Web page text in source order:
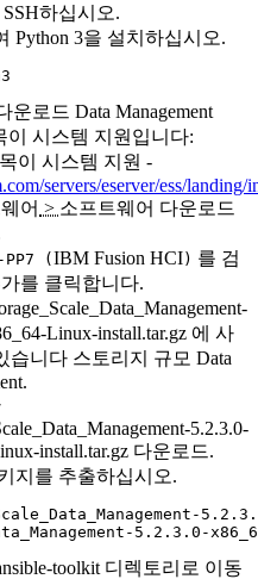
하십시오.
Python 3을 설치하십시오.
운로드 Data Management
이 시스템 지원입니다:
이 시스템 지원 -
servers/eserver/ess/landing/
어 > 소프트웨어 다운로드
PP7 (IBM Fusion HCI) 를 검
를 클릭합니다.
Linux-install.tar.gz 에 사
습니다 스토리지 규모 Data
.
5.2.3.0-
install.tar.gz 다운로드.
지를 추출하십시오.
5.2.3.0-
toolkit 디렉토리로 이동